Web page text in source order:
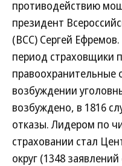
противодействию
президент
(ВСС) Сергей
период страховщики
правоохранительные
возбуждении
возбуждено, в 1816
отказы. Лидером по
страховании стал
округ (1348